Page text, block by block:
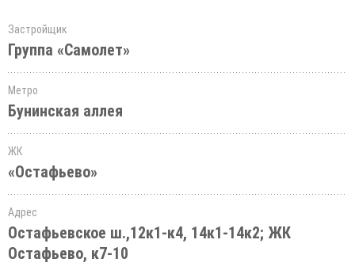
Застройщик
Группа «Самолет»
Метро
Бунинская аллея
ЖК
«Остафьево»
Адрес
Остафьевское ш.,12к1-к4, 14к1-14к2; ЖК
Остафьево, к7-10